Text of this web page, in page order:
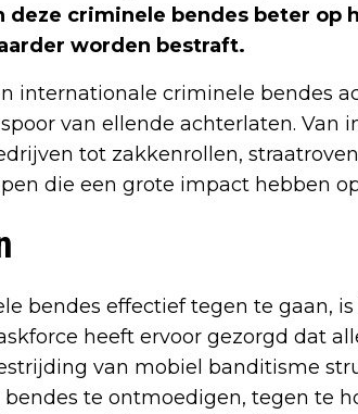
deze criminele bendes beter op
worden bestraft.
internationale criminele bendes
van ellende achterlaten. Van
tot zakkenrollen,
die een grote impact hebben
bendes effectief tegen te gaan,
heeft ervoor gezorgd dat
van mobiel banditisme
te ontmoedigen, tegen te